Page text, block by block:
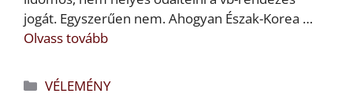
jogát. Egyszerűen nem. Ahogyan Észak-Korea …
Olvass tovább
Kategória
VÉLEMÉNY